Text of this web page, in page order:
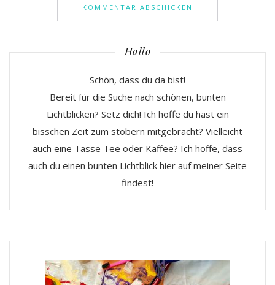
Hallo
Schön, dass du da bist!
Bereit für die Suche nach schönen, bunten
Lichtblicken? Setz dich! Ich hoffe du hast ein
bisschen Zeit zum stöbern mitgebracht? Vielleicht
auch eine Tasse Tee oder Kaffee? Ich hoffe, dass
auch du einen bunten Lichtblick hier auf meiner Seite
findest!